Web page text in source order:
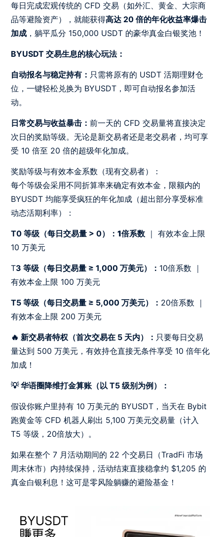
每日完成宏观传统的 CFD 交易（如外汇、黄金、大宗商
品等避险资产），就能获得高达 20 倍的年化收益率爆击
加成 ，躺平瓜分 150,000 USDT 的豪华真金白银奖池！
BYUSDT 交易生息的核心玩法：
自动报名与稳定持有： 只需将原有的 USDT 活期理财仓
位，一键轻松兑换为 BYUSDT，即可自动报名参加活
动。
日常交易与收益暴击：前一天的 CFD 交易量将直接决定
次日的奖励等级。无论是新交易者还是老交易者，均可享
受 10 倍至 20 倍的超级年化加成。
奖励等级与有效本金系数（现有交易者）：
每个等级会采用不同折算率来确定有效本金，限额内的
BYUSDT 均能享受疯狂的年化加成（超出部分享受标准
动态活期利率）：
T0 等级（每日交易量 > 0）：1倍系数 ｜ 有效本金上限
10 万美元
T3 等级（每日交易量 ≥ 1,000 万美元）： 10倍系数 ｜
有效本金上限 100 万美元
T5 等级（每日交易量 ≥ 5,000 万美元）： 20倍系数 ｜
有效本金上限 200 万美元
🔥 新交易者特权（首次交易在 5 天内）： 只要每日交易
量达到 500 万美元，有效持仓直接无条件享受 10 倍年化
加成！
💡 华语圈降维打金算账（以 T5 级别为例）：
假设你账户里持有 10 万美元的 BYUSDT，当天在 Bybit
跑黄金等 CFD 机器人刷出 5,100 万美元交易量（计入
T5 等级，20倍放大）。
如果在整个 7 月活动期间的 22 个交易日（TradFi 市场
周末休市）内持续保持，活动结束直接稳拿约 $1,205 的
真金白银利息！这可是零风险躺赚的避险基金！